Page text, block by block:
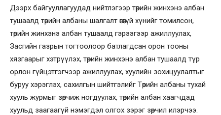
Дээрх байгууллагуудад нийтлэгээр төрийн жинхэнэ албан
тушаалд төрийн албаны шалгалт өгөөгүй хүнийг томилсон,
төрийн жинхэнэ албан тушаалд гэрээгээр ажиллуулах,
Засгийн газрын тогтоолоор батлагдсан орон тооны
хязгаарыг хэтрүүлэх, төрийн жинхэнэ албан тушаалд түр
орлон гүйцэтгэгчээр ажиллуулах, хуулийн зохицуулалтыг
буруу хэрэглэх, сахилгын шийтгэлийг Төрийн албаны тухай
хууль журмыг зөрчиж ногдуулах, төрийн албан хаагчдад
хуульд заагаагүй нэмэгдэл олгох зэрэг зөрчил илэрчээ.